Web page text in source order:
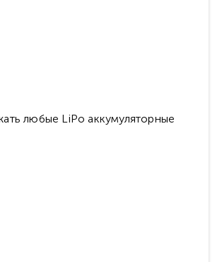
любые LiPo аккумуляторные